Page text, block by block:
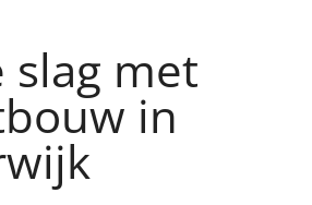
slag met
in
media, adverteren en analyse. Deze
gegevens combineren met andere
ze heeft verstrekt of die ze hebben
van uw gebruik van hun services
AANPASSEN